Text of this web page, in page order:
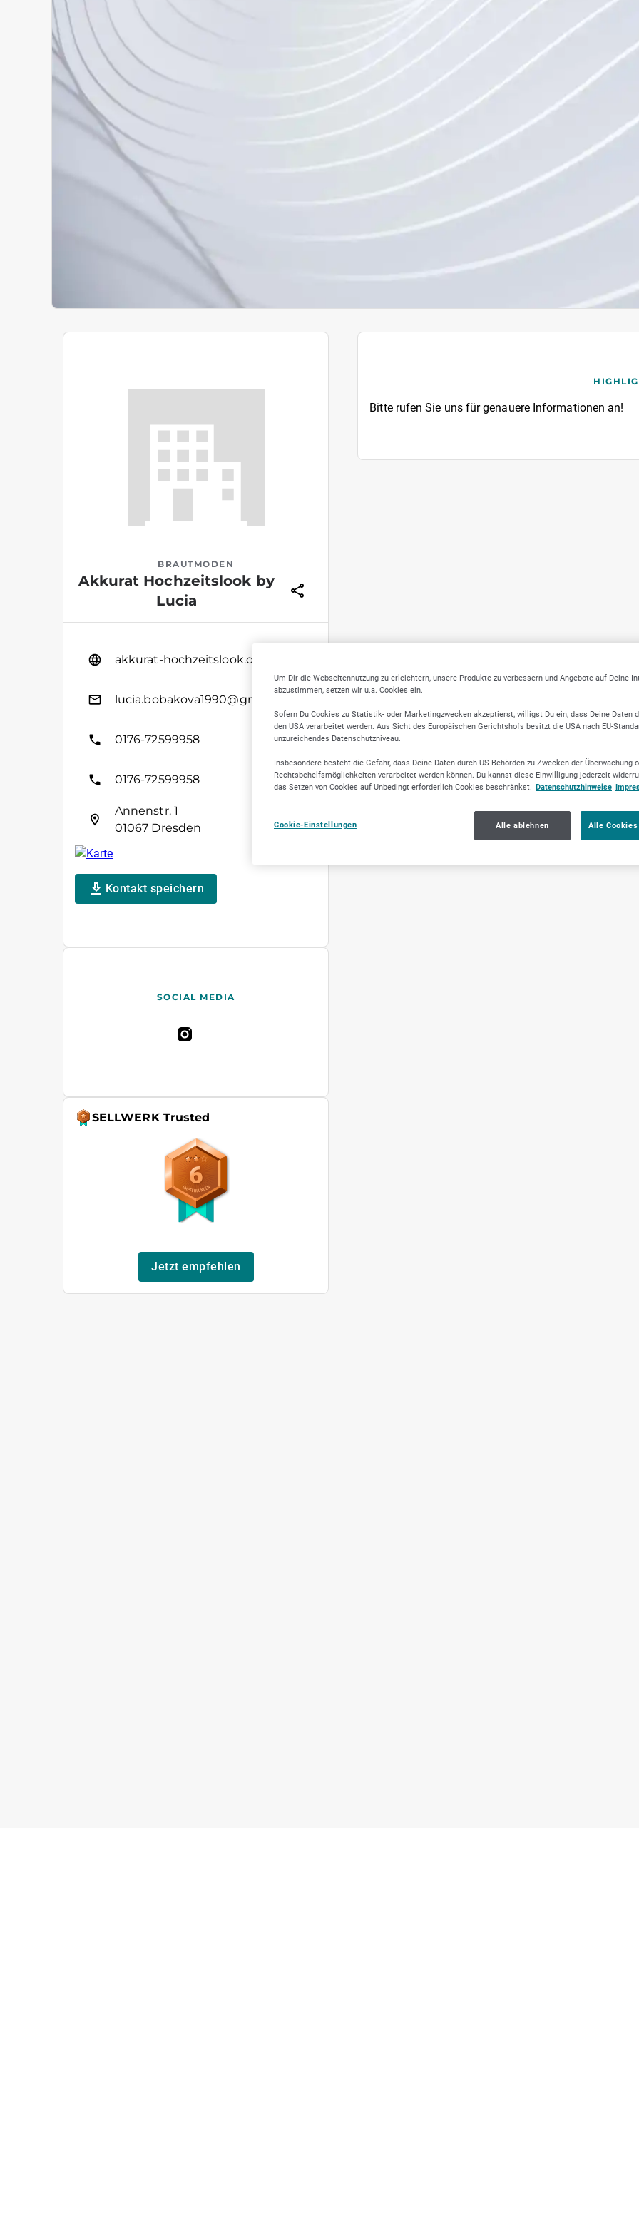
BRAUTMODEN
Akkurat Hochzeitslook by
Lucia
akkurat-hochzeitslook.de/
lucia.bobakova1990@gmail.com
0176-72599958
0176-72599958
Annenstr. 1
01067 Dresden
Kontakt speichern
SOCIAL MEDIA
SELLWERK Trusted
6
Jetzt empfehlen
Bitte rufen Sie uns für genauere Informationen an!
Um Dir die Webseitennutzung zu erleichtern, unsere Produkte zu verbessern und Angebote auf Deine
abzustimmen, setzen wir u.a. Cookies ein.
Sofern Du Cookies zu Statistik- oder Marketingzwecken akzeptierst, willigst Du ein, dass Deine Daten
den USA verarbeitet werden. Aus Sicht des Europäischen Gerichtshofs besitzt die USA nach EU-
unzureichendes Datenschutzniveau.
Insbesondere besteht die Gefahr, dass Deine Daten durch US-Behörden zu Zwecken der Überwachung
Rechtsbehelfsmöglichkeiten verarbeitet werden können. Du kannst diese Einwilligung jederzeit
das Setzen von Cookies auf Unbedingt erforderlich Cookies beschränkst. Datenschutzhinweise
Cookie-Einstellungen Alle ablehnen Alle